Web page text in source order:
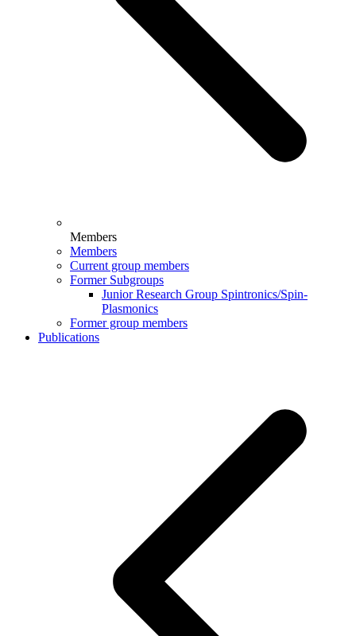
Members
Members
Current group members
Former Subgroups
Junior Research Group Spintronics/Spin-
Plasmonics
Former group members
Publications